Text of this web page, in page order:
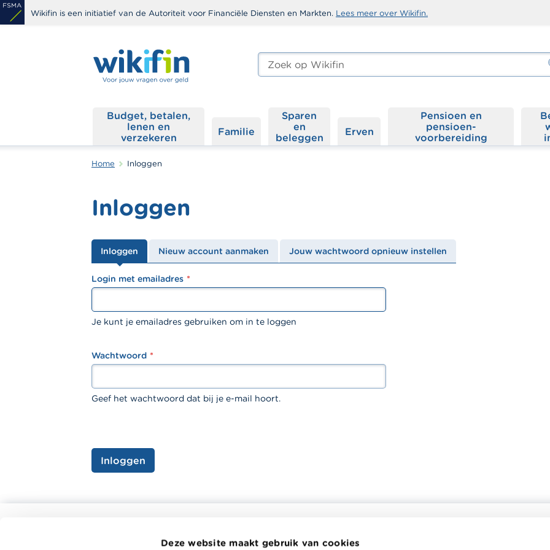
Deze website maakt gebruik van cookies
Overslaan
en
Wikifin is een initiatief van de Autoriteit voor Financiële Diensten en Markten. Lees meer over Wikifin.
Zoeken
edit-
Budget, betalen,
lenen en
verzekeren
Familie
Sparen
en
beleggen
Erven
Pensioen en
pensioen­
voorbereiding
Home Inloggen
Inloggen
Primaire
tabs
Inloggen Nieuw account aanmaken Jouw wachtwoord opnieuw instellen
textfield
Login met emailadres
Je kunt je emailadres gebruiken om in te loggen
password
Wachtwoord
Geef het wachtwoord dat bij je e-mail hoort.
Inloggen